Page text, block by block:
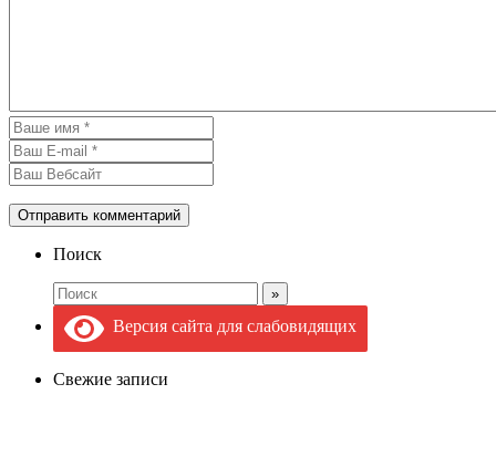
Поиск
Версия сайта для слабовидящих
Свежие записи